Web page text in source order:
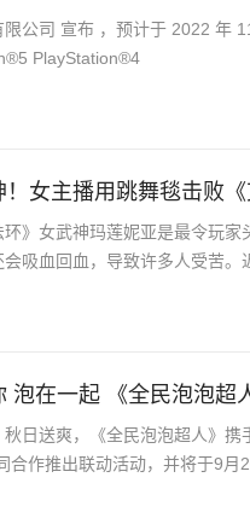
限公司 宣布 ，预计于 2022 年
PlayStation®5 PlayStation®4
！女主播用跳舞毯击败
环》女武神玛莲妮亚是最令玩
会吸血回血，导致许多人受苦。
泡在一起 《全民泡泡超
秋日送爽，《全民泡泡超人》携
合作推出联动活动，并将于9月